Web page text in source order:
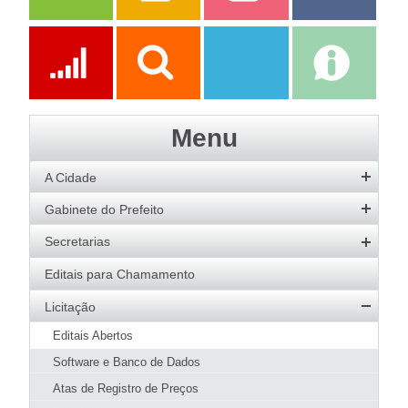
Serviços Publicações Servidor
Fale Com a
Prefeitura
Menu
A Cidade
História
Bandeira
Acervo de Imagens
Galeria de Prefeitos
Patrimônio Cultural
Agenda de Eventos
Guia Prático
Gabinete do Prefeito
Prefeito
Agenda do Prefeito
Secretarias
Agricultura
Educação
Esportes
Editais para Chamamento
Licitação
Editais Abertos
Software e Banco de Dados
Atas de Registro de Preços